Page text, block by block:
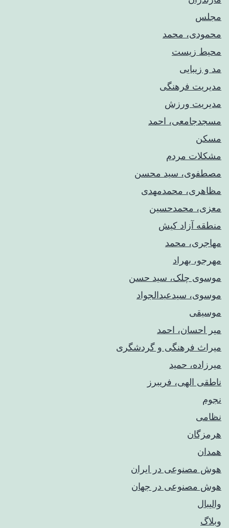
مجلس
محمودی، محمد
محیط زیست
مد و زیبایی
مدیریت فرهنگی
مدیریت ورزش
مسجدجامعی، احمد
مسکن
مشکلات مردم
مصطفوی، سید محسن
مظاهری، محمدمهدی
معزی، محمدحسین
منطقه آزاد کیش
مهاجری، محمد
مهرجو، بهراد
موسوی چلک، سید حسن
موسوی، سیدعبدالجواد
موسیقی
میر احسان، احمد
میراث فرهنگی و گردشگری
میرزاده، حمید
ناطقی الهی، فریبرز
نجوم
نظامی
هرمزگان
همدان
هوش مصنوعی در ایران
هوش مصنوعی در جهان
والیبال
وبلاگ